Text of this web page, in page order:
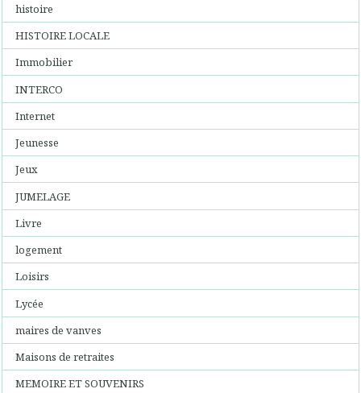
histoire
HISTOIRE LOCALE
Immobilier
INTERCO
Internet
Jeunesse
Jeux
JUMELAGE
Livre
logement
Loisirs
Lycée
maires de vanves
Maisons de retraites
MEMOIRE ET SOUVENIRS